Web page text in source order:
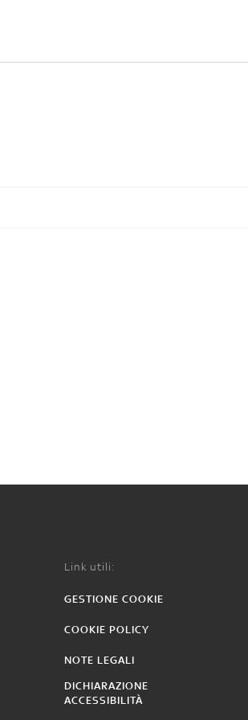
Link utili:
GESTIONE COOKIE
COOKIE POLICY
NOTE LEGALI
DICHIARAZIONE
ACCESSIBILITÀ